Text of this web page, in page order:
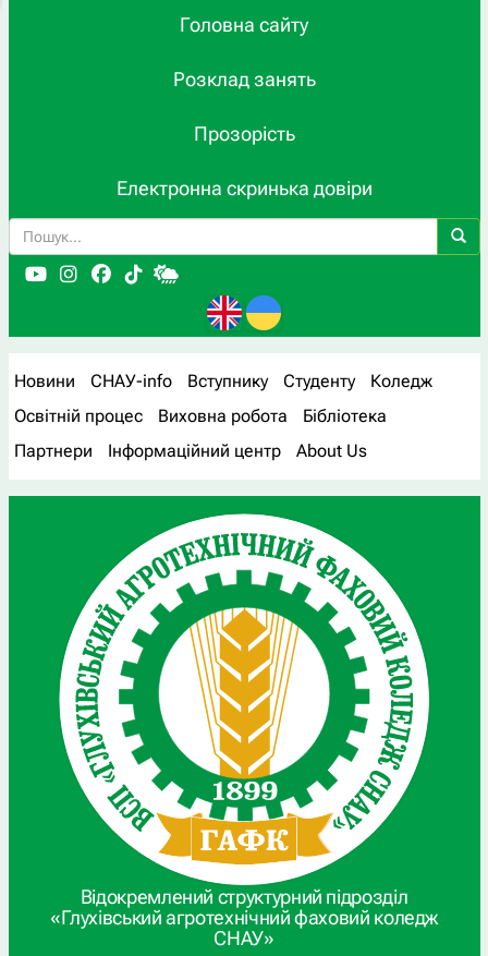
Головна сайту
Розклад занять
Прозорість
Електронна скринька довіри
Новини СНАУ-info Вступнику Студенту
Коледж
Освітній процес
Виховна робота
Бібліотека
Партнери
Інформаційний центр About Us
Відокремлений структурний підрозділ
«Глухівський агротехнічний фаховий коледж
СНАУ»